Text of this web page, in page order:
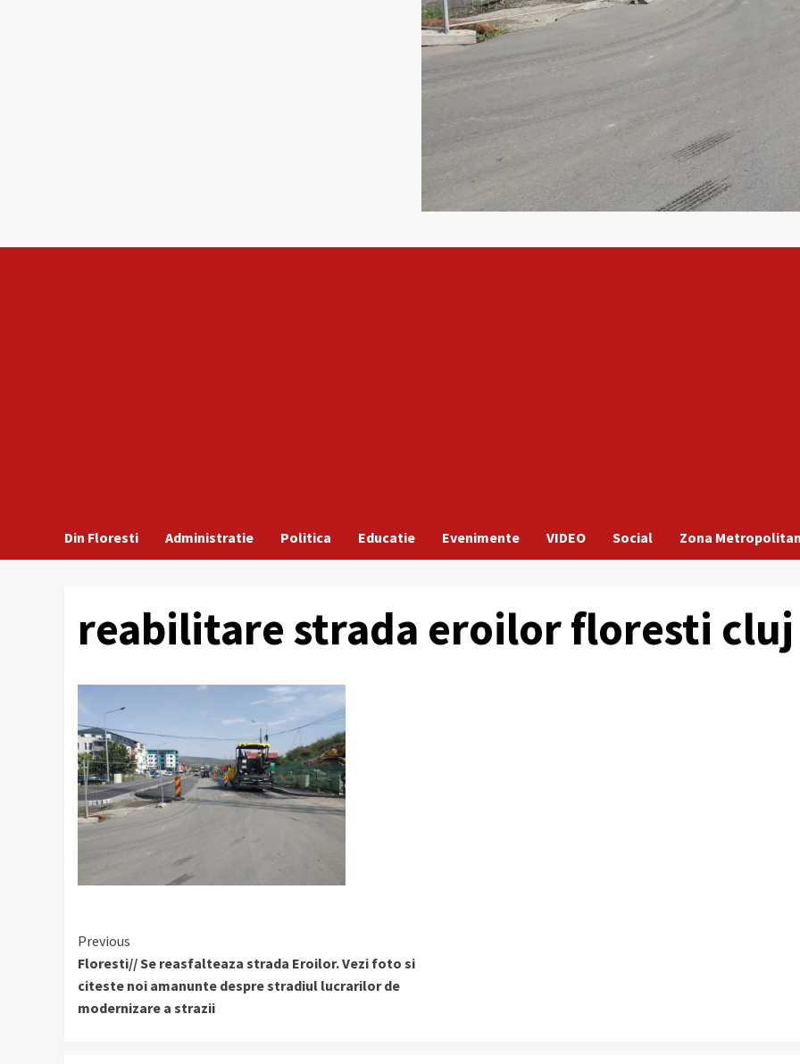
Din Floresti Administratie Politica Educatie Evenimente VIDEO Social Zona
reabilitare strada eroilor floresti cluj
Continue
Reading
Previous
Floresti// Se reasfalteaza strada Eroilor. Vezi foto si
citeste noi amanunte despre stradiul lucrarilor de
modernizare a strazii